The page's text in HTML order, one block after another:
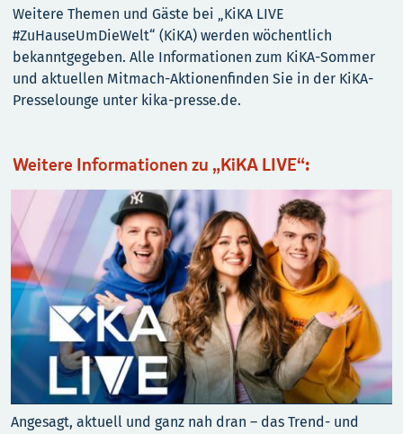
Weitere Themen und Gäste bei „KiKA LIVE
#ZuHauseUmDieWelt“ (KiKA) werden wöchentlich
bekanntgegeben. Alle Informationen zum KiKA-Sommer
und aktuellen Mitmach-Aktionenfinden Sie in der KiKA-
Presselounge unter kika-presse.de.
Weitere Informationen zu „KiKA LIVE“:
Angesagt, aktuell und ganz nah dran – das Trend- und